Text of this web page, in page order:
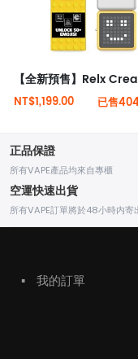
NT$1,199.00 已售
正品保證
所有VAPE產品均來自專櫃
空運快速出貨
所有VAPE訂單將於48小時内寄
▪ 我的訂單